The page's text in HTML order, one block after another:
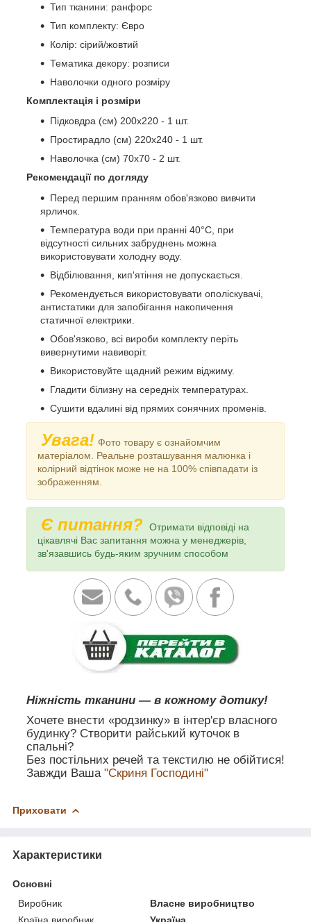
Тип тканини: ранфорс
Тип комплекту: Євро
Колір: сірий/жовтий
Тематика декору: розписи
Наволочки одного розміру
Комплектація і розміри
Підковдра (см) 200х220 - 1 шт.
Простирадло (см) 220х240 - 1 шт.
Наволочка (см) 70х70 - 2 шт.
Рекомендації по догляду
Перед першим пранням обов'язково вивчити
ярличок.
Температура води при пранні 40°C, при
відсутності сильних забруднень можна
використовувати холодну воду.
Відбілювання, кип'ятіння не допускається.
Рекомендується використовувати ополіскувачі,
антистатики для запобігання накопичення
статичної електрики.
Обов'язково, всі вироби комплекту періть
вивернутими навиворіт.
Використовуйте щадний режим віджиму.
Гладити білизну на середніх температурах.
Сушити вдалині від прямих сонячних променів.
Увага! Фото товару є ознайомчим
матеріалом. Реальне розташування малюнка і
колірний відтінок може не на 100% співпадати із
зображенням.
Є питання? Отримати відповіді на
цікавлячі Вас запитання можна у менеджерів,
зв'язавшись будь-яким зручним способом
Ніжність тканини — в кожному дотику!
Хочете внести «родзинку» в інтер'єр власного
будинку? Створити райський куточок в
спальні?
Без постільних речей та текстилю не обійтися!
Завжди Ваша "Скриня Господині"
Приховати
Характеристики
Основні
Виробник
Власне виробництво